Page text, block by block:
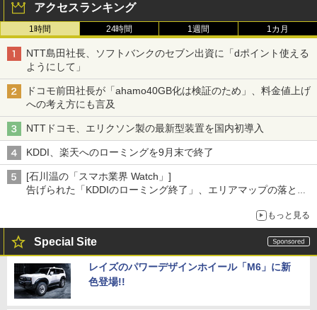
アクセスランキング
1時間 24時間 1週間 1カ月
NTT島田社長、ソフトバンクのセブン出資に「dポイント使える
ようにして」
ドコモ前田社長が「ahamo40GB化は検証のため」、料金値上げ
への考え方にも言及
NTTドコモ、エリクソン製の最新型装置を国内初導入
KDDI、楽天へのローミングを9月末で終了
[石川温の「スマホ業界 Watch」]
告げられた「KDDIのローミング終了」、エリアマップの落とし
もっと見る
Special Site
レイズのパワーデザインホイール「M6」に新
色登場!!